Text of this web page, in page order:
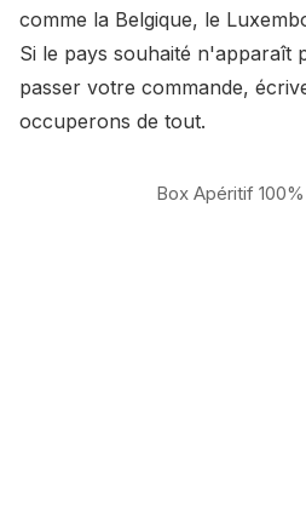
comme la Belgique, le
Si le pays souhaité n'apparaît
passer votre commande,
occuperons de tout.
Box Apéritif